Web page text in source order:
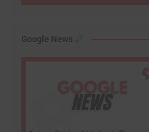
Google News